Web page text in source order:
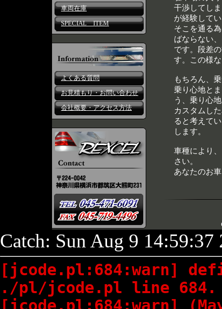
車両在庫
SPECIAL ITEM
よくある質問
お見積もり・お問い合わせ
会社概要・アクセス方法
干渉してし
が経験して
そこを通る
ばならない
です。段差
す。この様
もちろん、
乗り心地と
う、乗り心
カスタムし
ると考えて
します。
車種により
さい。
あなたのお
Catch: Sun Aug 9 14:59:37
[jcode.pl:684:warn]
./pl/jcode.pl line 684.